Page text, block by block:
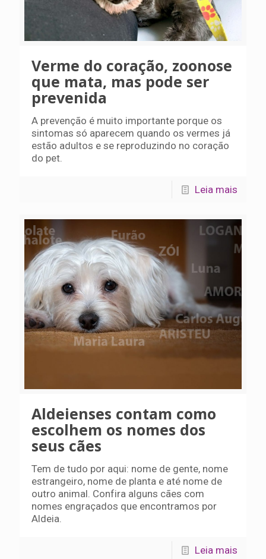
Verme do coração, zoonose
que mata, mas pode ser
prevenida
A prevenção é muito importante porque os
sintomas só aparecem quando os vermes já
estão adultos e se reproduzindo no coração
do pet.
Leia mais
Aldeienses contam como
escolhem os nomes dos
seus cães
Tem de tudo por aqui: nome de gente, nome
estrangeiro, nome de planta e até nome de
outro animal. Confira alguns cães com
nomes engraçados que encontramos por
Aldeia.
Leia mais